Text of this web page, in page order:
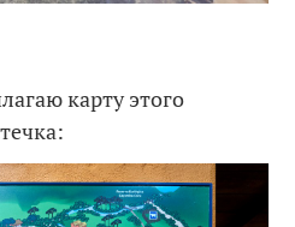
карту этого